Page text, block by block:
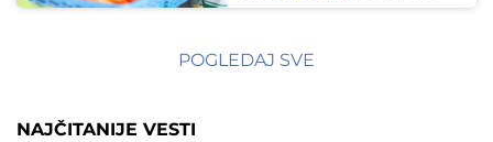
POGLEDAJ SVE
NAJČITANIJE VESTI